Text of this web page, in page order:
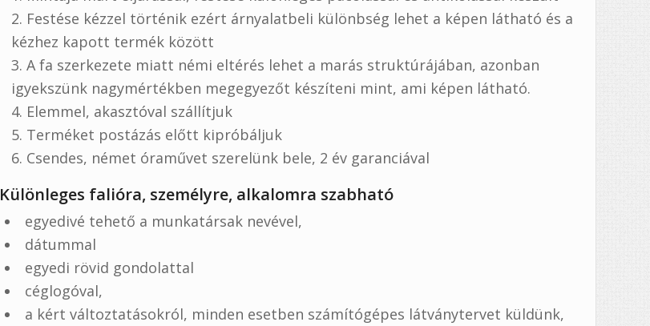
Festése kézzel történik ezért árnyalatbeli különbség lehet a képen látható és a
kézhez kapott termék között
A fa szerkezete miatt némi eltérés lehet a marás struktúrájában, azonban
igyekszünk nagymértékben megegyezőt készíteni mint, ami képen látható.
Elemmel, akasztóval szállítjuk
Terméket postázás előtt kipróbáljuk
Csendes, német óraművet szerelünk bele, 2 év garanciával
Különleges falióra, személyre, alkalomra szabható
egyedivé tehető a munkatársak nevével,
dátummal
egyedi rövid gondolattal
céglogóval,
a kért változtatásokról, minden esetben számítógépes látványtervet küldünk,